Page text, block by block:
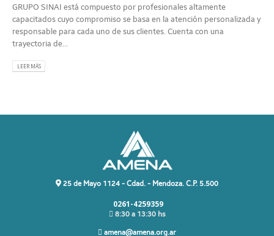
GRUPO SINAI está compuesto por profesionales altamente
capacitados cuyo compromiso se basa en la atención personalizada y
responsable para cada uno de sus clientes. Cuenta con una
trayectoria de...
LEER MÁS
25 de Mayo 1124 - Cdad. - Mendoza. C.P. 5.500
0261-4259359
8:30 a 13:30 hs
amena@amena.org.ar